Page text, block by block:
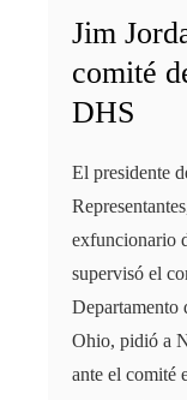
Jim
comité
DHS
El presidente
exfuncionario
supervisó el
Departamento
Ohio, pidió a
ante el comité